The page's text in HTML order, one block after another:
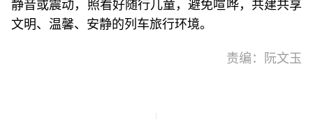
静音或震动，照看好随行儿童，避免喧哗，共建共享
文明、温馨、安静的列车旅行环境。
责编：阮文玉